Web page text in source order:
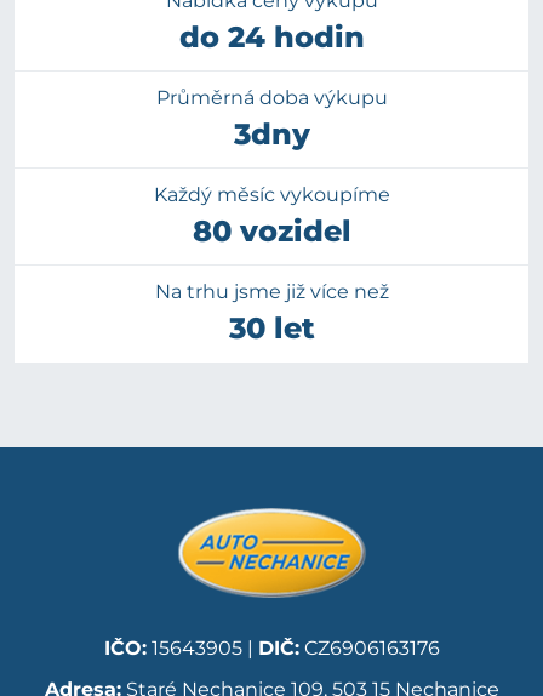
do 24 hodin
Průměrná doba výkupu
3dny
Každý měsíc vykoupíme
80 vozidel
Na trhu jsme již více než
30 let
IČO:15643905 | DIČ:CZ6906163176
Adresa:Staré Nechanice 109, 503 15 Nechanice